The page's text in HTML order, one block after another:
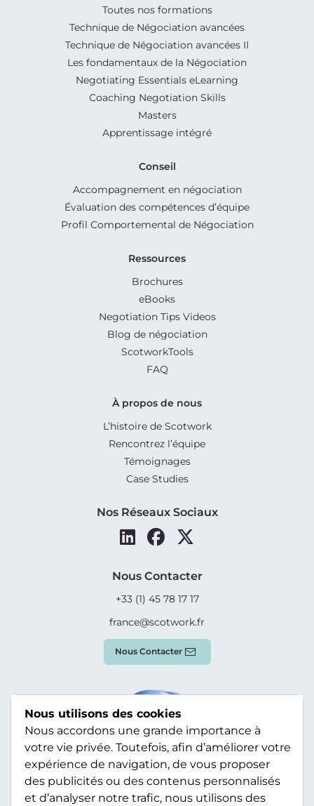
Toutes nos formations
Technique de Négociation avancées
Technique de Négociation avancées II
Les fondamentaux de la Négociation
Negotiating Essentials eLearning
Coaching Negotiation Skills
Masters
Apprentissage intégré
Conseil
Accompagnement en négociation
Évaluation des compétences d’équipe
Profil Comportemental de Négociation
Ressources
Brochures
eBooks
Negotiation Tips Videos
Blog de négociation
ScotworkTools
FAQ
À propos de nous
L’histoire de Scotwork
Rencontrez l’équipe
Témoignages
Case Studies
Nos Réseaux Sociaux
Nous Contacter
+33 (1) 45 78 17 17
france@scotwork.fr
Nous Contacter
Nous utilisons des cookies
Nous accordons une grande importance à
votre vie privée. Toutefois, afin d’améliorer votre
expérience de navigation, de vous proposer
des publicités ou des contenus personnalisés
et d’analyser notre trafic, nous utilisons des